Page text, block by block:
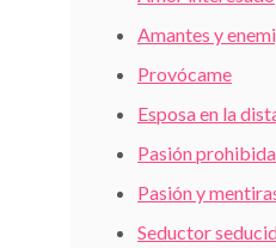
Amantes y
Provócame
Esposa en la
Pasión prohibida
Pasión y
Seductor